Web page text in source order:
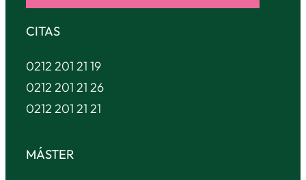
CITAS
0212 201 21 19
0212 201 21 26
0212 201 21 21
MÁSTER